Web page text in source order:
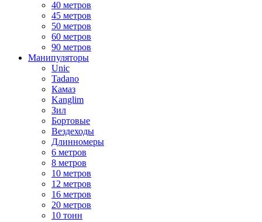
40 метров
45 метров
50 метров
60 метров
90 метров
Манипуляторы
Unic
Tadano
Камаз
Kanglim
Зил
Бортовые
Вездеходы
Длинномеры
6 метров
8 метров
10 метров
12 метров
16 метров
20 метров
10 тонн